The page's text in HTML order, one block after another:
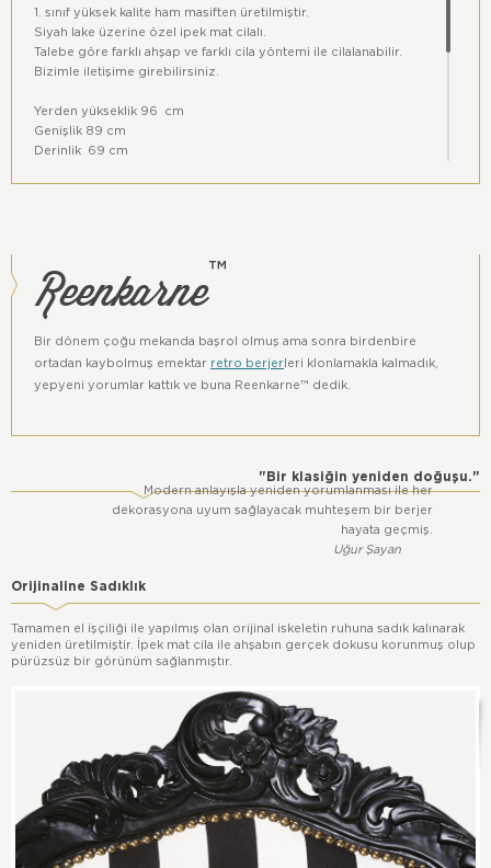
1. sınıf yüksek kalite ham masiften üretilmiştir.
Siyah lake üzerine özel ipek mat cilalı.
Talebe göre farklı ahşap ve farklı cila yöntemi ile cilalanabilir.
Bizimle iletişime girebilirsiniz.
Yerden yükseklik 96 cm
Genişlik 89 cm
Derinlik 69 cm
Bu ürün Reankarne™ grubu ürünüdür.
Tüm hakları Atölye Başka'ya aittir.
berjer, siyah beyaz berjer, orijinal vintage retro berjer, louie
louie, retro berjer,
Reenkarne™
Bir dönem çoğu mekanda başrol olmuş ama sonra birdenbire
ortadan kaybolmuş emektar retro berjer leri klonlamakla kalmadık,
yepyeni yorumlar kattık ve buna Reenkarne™ dedik.
"Bir klasiğin yeniden doğuşu."
Modern anlayışla yeniden yorumlanması ile her
dekorasyona uyum sağlayacak muhteşem bir berjer
hayata geçmiş.
Uğur Şayan
Orijinaline Sadıklık
Tamamen el işçiliği ile yapılmış olan orijinal iskeletin ruhuna sadık kalınarak
yeniden üretilmiştir. İpek mat cila ile ahşabın gerçek dokusu korunmuş olup
pürüzsüz bir görünüm sağlanmıştır.